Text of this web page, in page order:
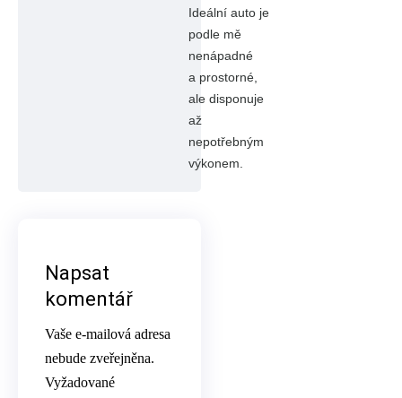
Ideální auto je
podle mě
nenápadné
a prostorné,
ale disponuje
až
nepotřebným
výkonem.
Napsat
komentář
Vaše e-mailová adresa
nebude zveřejněna.
Vyžadované